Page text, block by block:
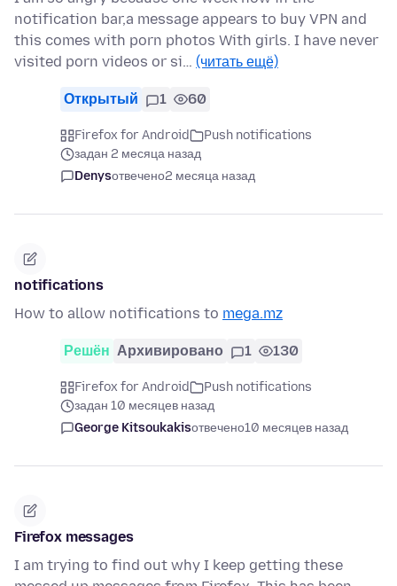
notification bar,a message appears to buy VPN and
this comes with porn photos With girls. I have never
visited porn videos or si… (читать ещё)
Открытый 1 60
Firefox for Android
Push notifications
задан 2 месяца назад
Denysотвечено2 месяца назад
notifications
How to allow notifications to mega.mz
Решён Архивировано 1 130
Firefox for Android
Push notifications
задан 10 месяцев назад
George Kitsoukakisотвечено10 месяцев назад
Firefox messages
I am trying to find out why I keep getting these